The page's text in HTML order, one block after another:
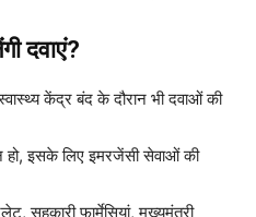
दवाएं?
केंद्र बंद के दौरान भी दवाओं की
हो, इसके लिए इमरजेंसी सेवाओं की
सहकारी फार्मेसियां, मुख्यमंत्री